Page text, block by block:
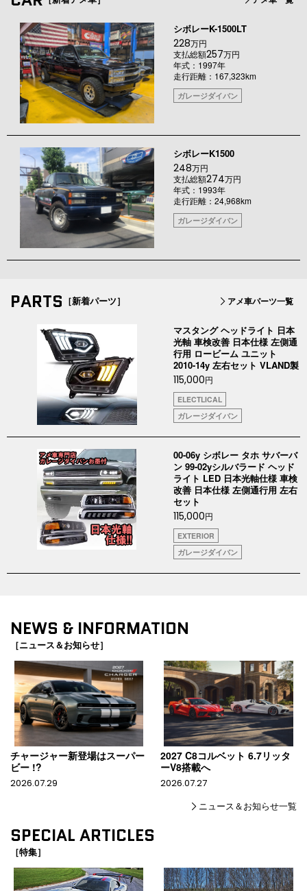
シボレーK-1500LT
228万円
支払総額257万円
年式：1997年
走行距離：167,323km
ガレージダイバン
シボレーK1500
248万円
支払総額274万円
年式：1993年
走行距離：24,968km
ガレージダイバン
PARTS ［新着パーツ］ アメ車パーツ一覧
マスタング ヘッドライト 日本
光軸 車検改善 日本仕様 左側通
行用 ロービーム ユニット
2010-14y 左右セット VLAND製
115,000円
ELECTLICAL
ガレージダイバン
00-06y シボレー タホ サバーバ
ン 99-02yシルバラード ヘッド
ライト LED 日本光軸仕様 車検
改善 日本仕様 左側通行用 左右
セット
115,000円
EXTERIOR
ガレージダイバン
NEWS & INFORMATION
［ニュース＆お知らせ］
チャージャー新登場はスーパー
ビー !?
2026.07.29
2027 C8コルベット 6.7リッタ
ーV8搭載へ
2026.07.27
ニュース＆お知らせ一覧
SPECIAL ARTICLES
［特集］